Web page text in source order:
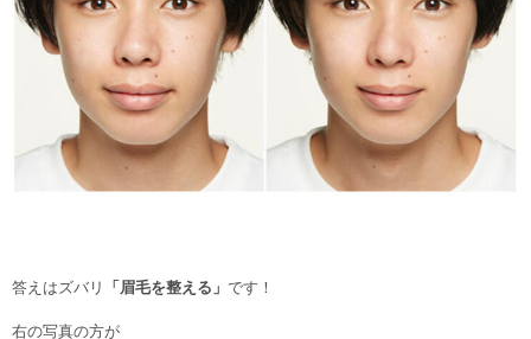
答えはズバリ 「眉毛を整える」 です！
右の写真の方が